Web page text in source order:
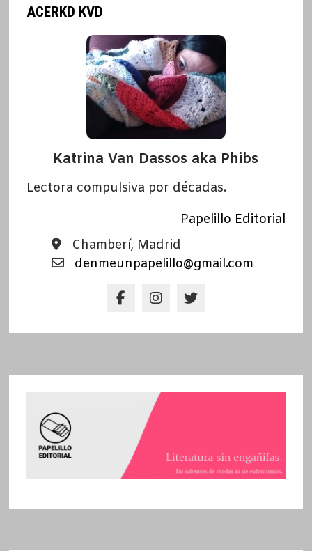
ACERKD KVD
Katrina Van Dassos aka Phibs
Lectora compulsiva por décadas.
Papelillo Editorial
Chamberí, Madrid
denmeunpapelillo@gmail.com